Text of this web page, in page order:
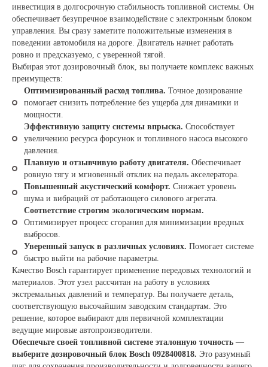
инвестиция в долгосрочную стабильность топливной системы. Он
обеспечивает безупречное взаимодействие с электронным блоком
управления. Вы сразу заметите положительные изменения в
поведении автомобиля на дороге. Двигатель начнет работать
ровно и предсказуемо, с уверенной тягой.
Выбирая этот дозировочный блок, вы получаете комплекс важных
преимуществ:
Оптимизированный расход топлива. Точное дозирование
помогает снизить потребление без ущерба для динамики и
мощности.
Эффективную защиту системы впрыска. Способствует
увеличению ресурса форсунок и топливного насоса высокого
давления.
Плавную и отзывчивую работу двигателя. Обеспечивает
ровную тягу и мгновенный отклик на педаль акселератора.
Повышенный акустический комфорт. Снижает уровень
шума и вибраций от работающего силового агрегата.
Соответствие строгим экологическим нормам.
Оптимизирует процесс сгорания для минимизации вредных
выбросов.
Уверенный запуск в различных условиях. Помогает системе
быстро выйти на рабочие параметры.
Качество Bosch гарантирует применение передовых технологий и
материалов. Этот узел рассчитан на работу в условиях
экстремальных давлений и температур. Вы получаете деталь,
соответствующую высочайшим заводским стандартам. Это
решение, которое выбирают для первичной комплектации
ведущие мировые автопроизводители.
Обеспечьте своей топливной системе эталонную точность —
выберите дозировочный блок Bosch 0928400818. Это разумный